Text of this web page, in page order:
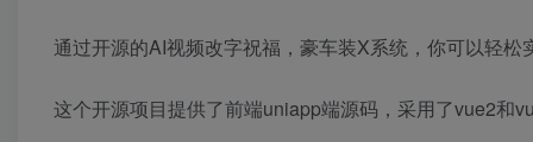
通过开源的AI视频改字祝福，豪车装X系统，你可以轻松
这个开源项目提供了前端uniapp端源码，采用了vue2和